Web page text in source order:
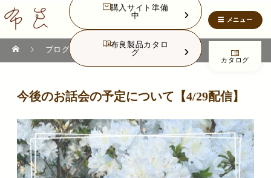
カタログ
購入サイト準備
中
布良製品カタロ
グ
ブログ
ブログ 今後のお話会・イベント予定 今後のお話会の予定について【4/29配信】
今後のお話会の予定について【4/29配信】